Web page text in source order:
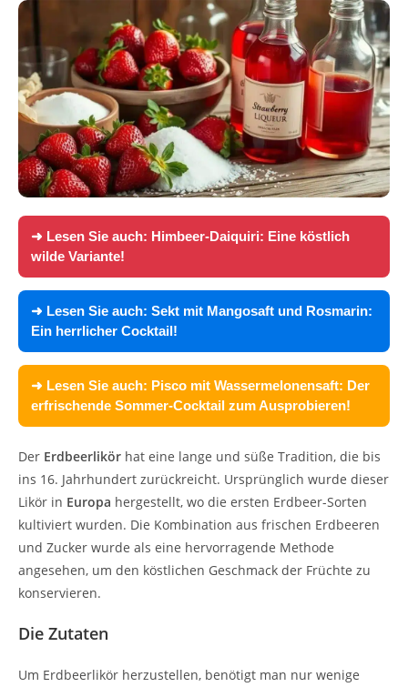
➜ Lesen Sie auch: Himbeer-Daiquiri: Eine köstlich
wilde Variante!
➜ Lesen Sie auch: Sekt mit Mangosaft und Rosmarin:
Ein herrlicher Cocktail!
➜ Lesen Sie auch: Pisco mit Wassermelonensaft: Der
erfrischende Sommer-Cocktail zum Ausprobieren!
Der Erdbeerlikör hat eine lange und süße Tradition, die bis
ins 16. Jahrhundert zurückreicht. Ursprünglich wurde dieser
Likör in Europa hergestellt, wo die ersten Erdbeer-Sorten
kultiviert wurden. Die Kombination aus frischen Erdbeeren
und Zucker wurde als eine hervorragende Methode
angesehen, um den köstlichen Geschmack der Früchte zu
konservieren.
Die Zutaten
Um Erdbeerlikör herzustellen, benötigt man nur wenige